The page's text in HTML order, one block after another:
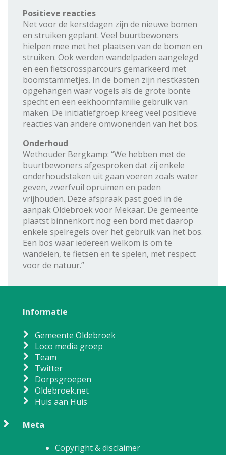
Positieve reacties
Net voor de kerstdagen zijn de nieuwe bomen
en struiken geplant. Veel buurtbewoners
hielpen mee met het plaatsen van de bomen en
struiken. Ook werden wandelpaden aangelegd
en een fietscrossparcours gemarkeerd met
boomstammetjes. In de bomen zijn nestkasten
opgehangen waar vogels als de grote bonte
specht en een eekhoornfamilie gebruik van
maken. De initiatiefgroep kreeg veel positieve
reacties van andere omwonenden van het bos.
Onderhoud
Wethouder Bergkamp: “We hebben met de
buurtbewoners afgesproken dat zij enkele
onderhoudstaken uit gaan voeren zoals water
geven, zwerfvuil opruimen en paden
vrijhouden. Deze afspraak past goed in de
aanpak Oldebroek voor Mekaar. De gemeente
plaatst binnenkort nog een bord met daarop
enkele spelregels over het gebruik van het bos.
Een bos waar iedereen welkom is om te
wandelen, te fietsen en te spelen, met respect
voor de natuur.”
Informatie
Gemeente Oldebroek
Loco media groep
Team
Twitter
Dorpsgroepen
Oldebroek.net
Huis aan Huis
Meta
Copyright & disclaimer